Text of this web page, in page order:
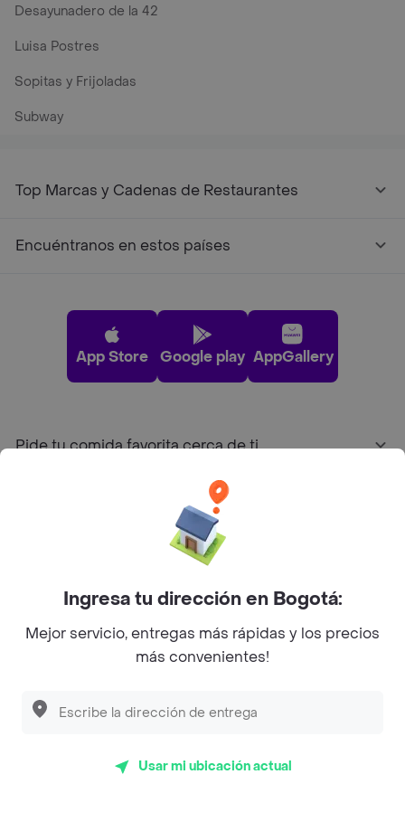
Desayunadero de la 42
Luisa Postres
Sopitas y Frijoladas
Subway
Top Marcas y Cadenas de Restaurantes
Encuéntranos en estos países
App Store Google play AppGallery
Pide tu comida favorita cerca de ti
Sobre Rappi
Facebook
Twitter
Instagram
©2026Rappi Inc. All rights reserved.
Ingresa tu dirección en Bogotá:
Mejor servicio, entregas más rápidas y los precios
más convenientes!
Usar mi ubicación actual